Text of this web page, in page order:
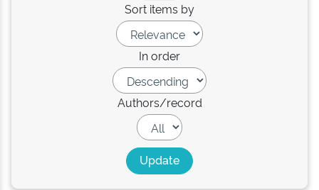
Sort items by
In order
Authors/record